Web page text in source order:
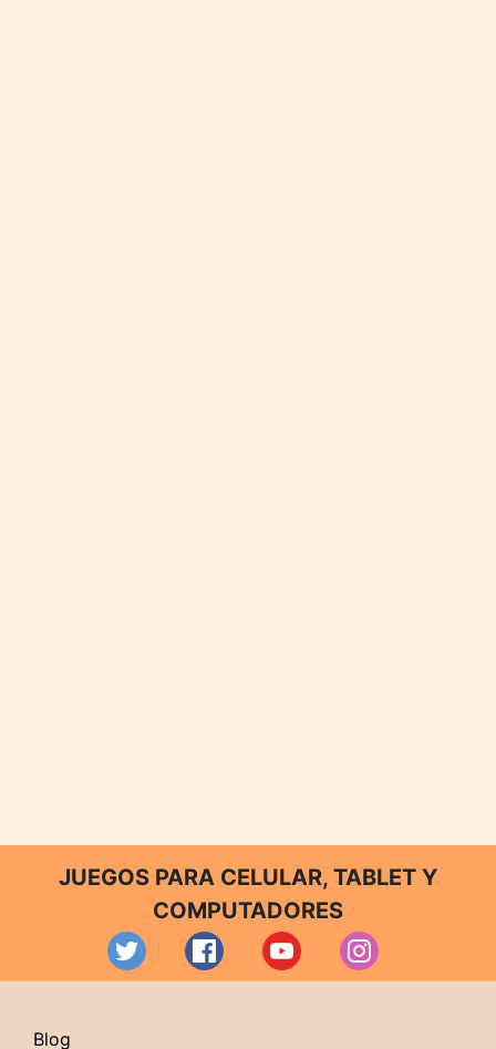
JUEGOS PARA CELULAR, TABLET Y
COMPUTADORES
Blog